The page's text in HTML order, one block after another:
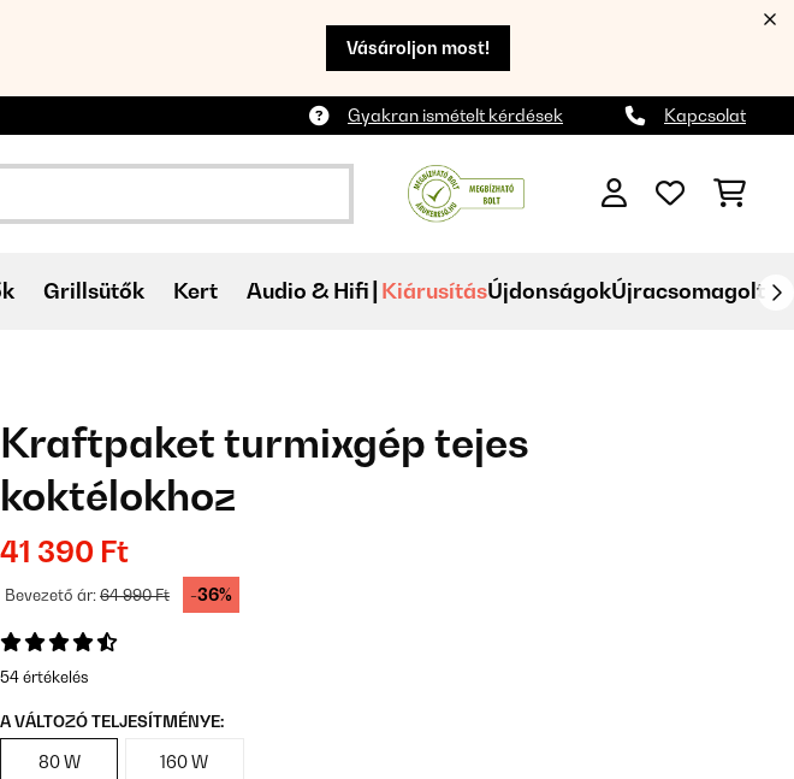
Vásároljon most!
Gyakran ismételt kérdések Kapcsolat
Grillsütők Kert Audio & Hifi KiárusításÚjdonságokÚjracsomagolt
Kraftpaket turmixgép tejes
koktélokhoz
41 390 Ft
Bevezető ár:64 990 Ft -36%
54 értékelés
A VÁLTOZÓ TELJESÍTMÉNYE:
80 W 160 W